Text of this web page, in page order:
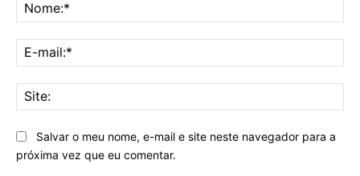
Salvar o meu nome, e-mail e site neste navegador para a
próxima vez que eu comentar.